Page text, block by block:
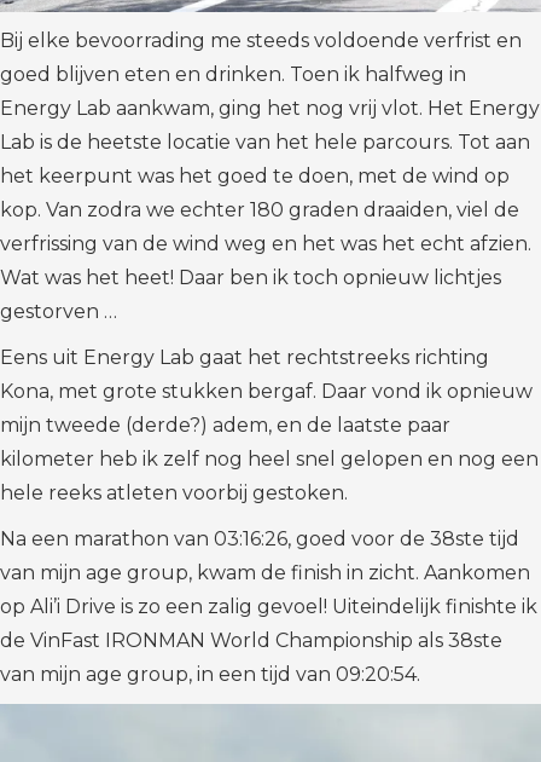
Bij elke bevoorrading me steeds voldoende verfrist en
goed blijven eten en drinken. Toen ik halfweg in
Energy Lab aankwam, ging het nog vrij vlot. Het Energy
Lab is de heetste locatie van het hele parcours. Tot aan
het keerpunt was het goed te doen, met de wind op
kop. Van zodra we echter 180 graden draaiden, viel de
verfrissing van de wind weg en het was het echt afzien.
Wat was het heet! Daar ben ik toch opnieuw lichtjes
gestorven …
Eens uit Energy Lab gaat het rechtstreeks richting
Kona, met grote stukken bergaf. Daar vond ik opnieuw
mijn tweede (derde?) adem, en de laatste paar
kilometer heb ik zelf nog heel snel gelopen en nog een
hele reeks atleten voorbij gestoken.
Na een marathon van 03:16:26, goed voor de 38ste tijd
van mijn age group, kwam de finish in zicht. Aankomen
op Ali’i Drive is zo een zalig gevoel! Uiteindelijk finishte ik
de VinFast IRONMAN World Championship als 38ste
van mijn age group, in een tijd van 09:20:54.